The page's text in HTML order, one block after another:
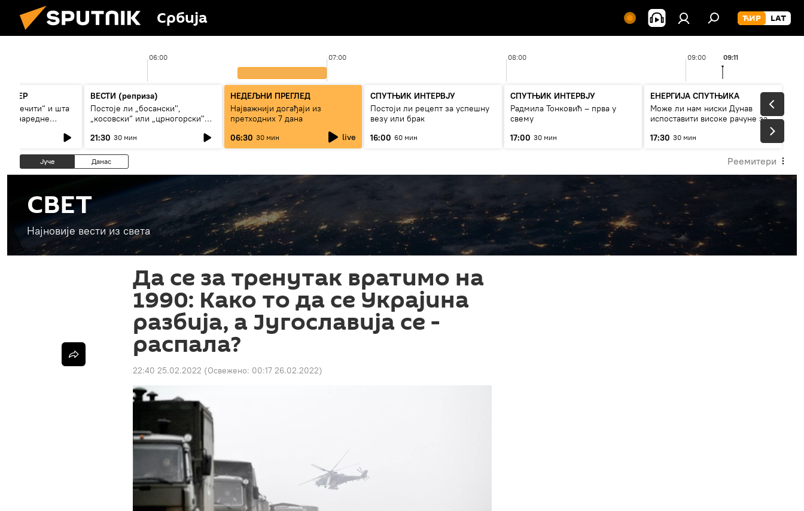
Србија
06:00 07:00 08:00 09:00 09:11
„вечити“ и шта
наредне
ВЕСТИ (реприза)
Постоје ли „босански",
„косовски“ или „црногорски"
21:30 30 мин
НЕДЕЉНИ ПРЕГЛЕД
Најважнији догађаји из
претходних 7 дана
06:30 30 мин live
СПУТЊИК ИНТЕРВЈУ
Постоји ли рецепт за успешну
везу или брак
16:00 60 мин
СПУТЊИК ИНТЕРВЈУ
Радмила Тонковић – прва у
свему
17:00 30 мин
ЕНЕРГИЈА СПУТЊИКА
Може ли нам ниски Дунав
испоставити високе рачуне за
17:30 30 мин
Јуче Данас Реемитери
СВЕТ
Најновије вести из света
Да се за тренутак вратимо на
1990: Како то да се Украјина
разбија, а Југославија се -
распала?
22:40 25.02.2022 (Освежено: 00:17 26.02.2022)